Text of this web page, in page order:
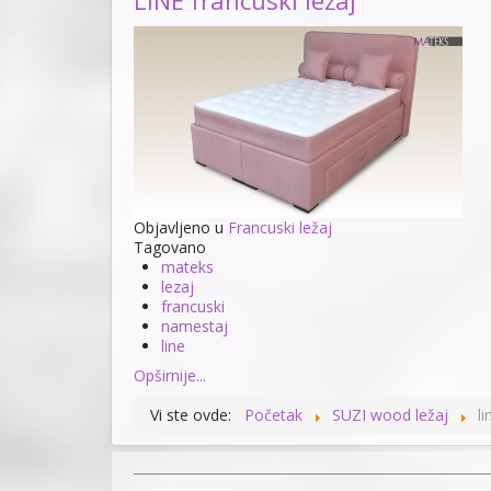
Objavljeno u Francuski ležaj
Tagovano
mateks
lezaj
francuski
namestaj
line
Opširnije...
Vi ste ovde:
Početak SUZI wood ležaj